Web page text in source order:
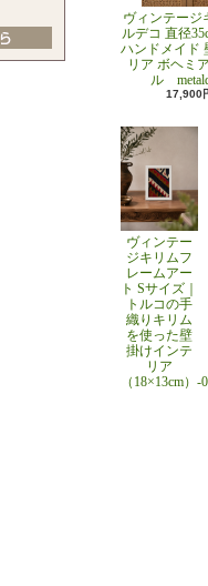
ヴィンテージ
ルデコ 直径
ハンドメイド
リア ボヘミ
ル
17,900
ヴィンテー
ジキリムフ
レームアー
ト Sサイズ｜
トルコの手
織りキリム
を使った壁
掛けインテ
リア
（18×13cm）-